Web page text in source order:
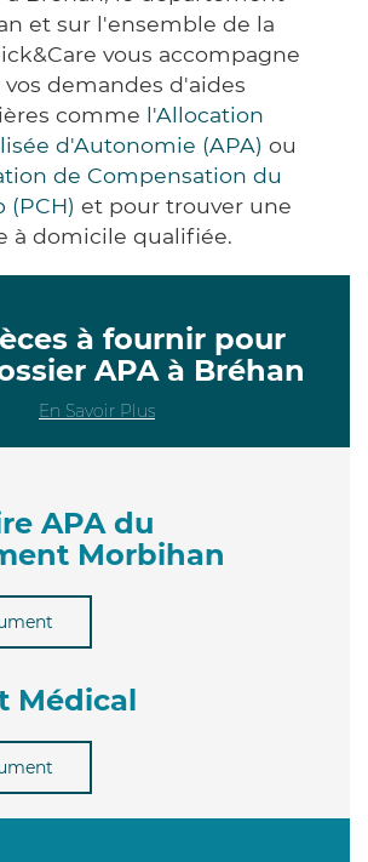
et sur l'ensemble de la
vous accompagne
vos demandes d'aides
comme l'Allocation
d'Autonomie (APA) ou
de Compensation du
(PCH) et pour trouver une
à domicile qualifiée.
à fournir pour
APA à Bréhan
En Savoir Plus
APA du
Morbihan
Médical